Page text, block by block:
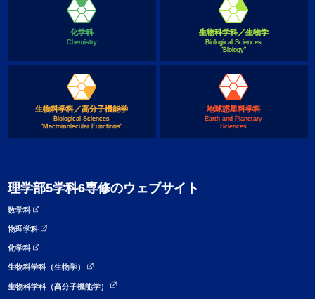
化学科
Chemistry
生物科学科／生物学
Biological Sciences
"Biology"
生物科学科／高分子機能学
Biological Sciences
"Macromolecular Functions"
地球惑星科学科
Earth and Planetary
Sciences
理学部5学科6専修のウェブサイト
数学科
物理学科
化学科
生物科学科（生物学）
生物科学科（高分子機能学）